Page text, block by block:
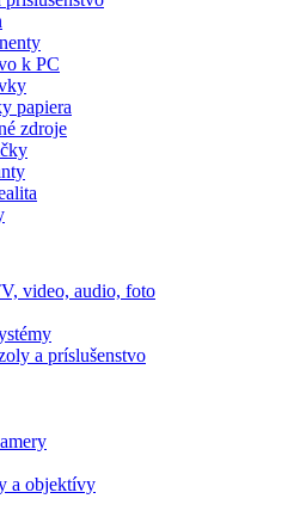
k PC
papiera
zdroje
video, audio, foto
a príslušenstvo
a objektívy